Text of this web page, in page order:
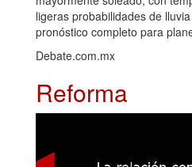
ligeras probabilidades de
pronóstico completo para
Debate.com.mx
Reforma